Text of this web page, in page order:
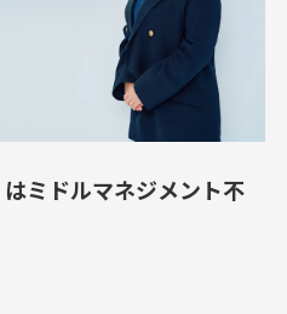
ミドルマネジメント不